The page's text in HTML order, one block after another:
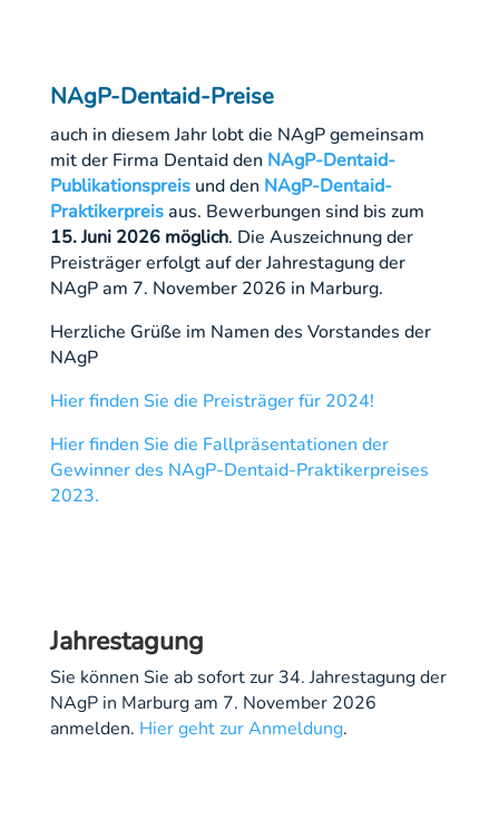
NAgP-Dentaid-Preise
auch in diesem Jahr lobt die NAgP gemeinsam
mit der Firma Dentaid den NAgP-Dentaid-
Publikationspreisund den NAgP-Dentaid-
Praktikerpreisaus. Bewerbungen sind bis zum
15. Juni 2026 möglich. Die Auszeichnung der
Preisträger erfolgt auf der Jahrestagung der
NAgP am 7. November 2026 in Marburg.
Herzliche Grüße im Namen des Vorstandes der
NAgP
Hier finden Sie die Preisträger für 2024!
Hier finden Sie die Fallpräsentationen der
Gewinner des NAgP-Dentaid-Praktikerpreises
2023.
Jahrestagung
Sie können Sie ab sofort zur 34. Jahrestagung der
NAgP in Marburg am 7. November 2026
anmelden. Hier geht zur Anmeldung.